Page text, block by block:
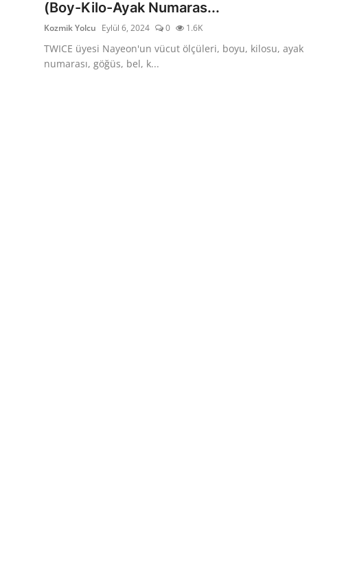
(Boy-Kilo-Ayak Numaras...
Kozmik Yolcu Eylül 6, 2024 0 1.6K
TWICE üyesi Nayeon'un vücut ölçüleri, boyu, kilosu, ayak
numarası, göğüs, bel, k...